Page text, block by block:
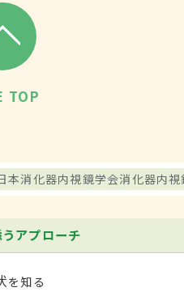
TOP
本消化器内視鏡学会消化器内
アプローチ
を知る